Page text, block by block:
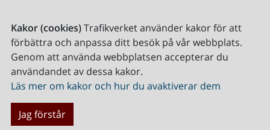
Kakor (cookies)Trafikverket använder kakor för att
förbättra och anpassa ditt besök på vår webbplats.
Genom att använda webbplatsen accepterar du
användandet av dessa kakor.
Läs mer om kakor och hur du avaktiverar dem
Jag förstår